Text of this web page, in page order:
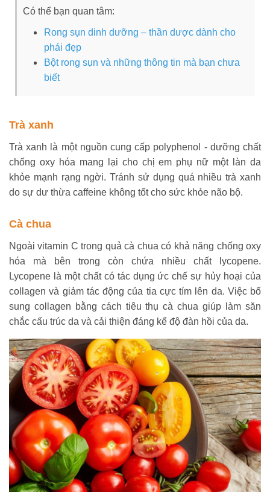
Có thể bạn quan tâm:
Rong sụn dinh dưỡng – thần dược dành cho
phái đẹp
Bột rong sụn và những thông tin mà bạn chưa
biết
Trà xanh
Trà xanh là một nguồn cung cấp polyphenol - dưỡng chất
chống oxy hóa mang lại cho chị em phụ nữ một làn da
khỏe mạnh rạng ngời. Tránh sử dụng quá nhiều trà xanh
do sự dư thừa caffeine không tốt cho sức khỏe não bộ.
Cà chua
Ngoài vitamin C trong quả cà chua có khả năng chống oxy
hóa mà bên trong còn chứa nhiều chất lycopene.
Lycopene là một chất có tác dụng ức chế sự hủy hoại của
collagen và giảm tác động của tia cực tím lên da. Việc bổ
sung collagen bằng cách tiêu thụ cà chua giúp làm săn
chắc cấu trúc da và cải thiện đáng kể độ đàn hồi của da.